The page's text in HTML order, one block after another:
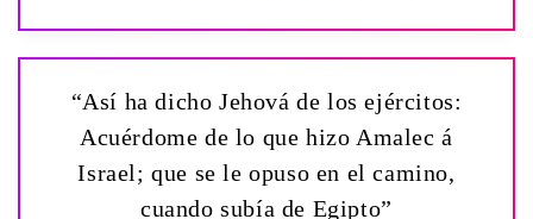
“Así ha dicho Jehová de los ejércitos:
Acuérdome de lo que hizo Amalec á
Israel; que se le opuso en el camino,
cuando subía de Egipto”